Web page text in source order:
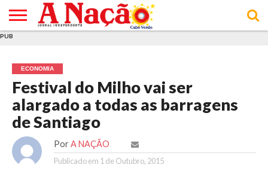
E DE
COOKIES
DE
UTILIZAÇÃO
PUB
ECONOMIA
Festival do Milho vai ser
alargado a todas as barragens
de Santiago
Por A NAÇÃO
Publicado em 1 de Outubro, 2015